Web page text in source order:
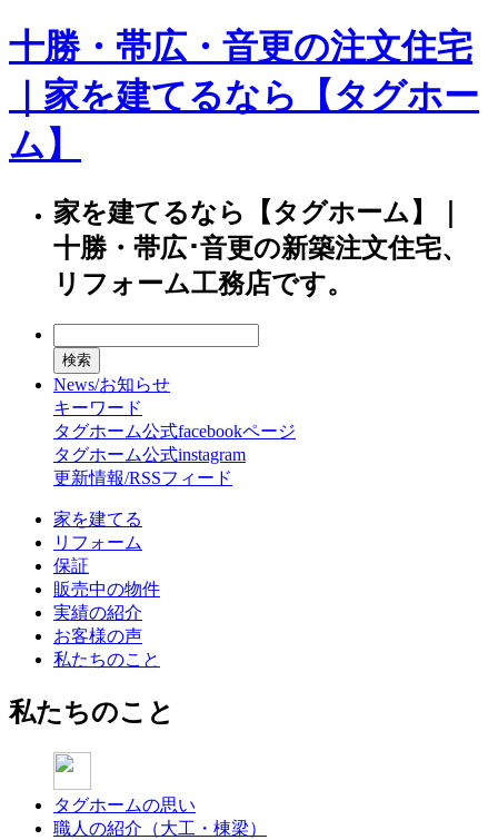
十勝・帯広・音更の注文住宅
｜家を建てるなら【タグホー
ム】
家を建てるなら【タグホーム】｜
十勝・帯広･音更の新築注文住宅、
リフォーム工務店です。
News/お知らせ
キーワード
タグホーム公式facebookページ
タグホーム公式instagram
更新情報/RSSフィード
家を建てる
リフォーム
保証
販売中の物件
実績の紹介
お客様の声
私たちのこと
私たちのこと
タグホームの思い
職人の紹介（大工・棟梁）